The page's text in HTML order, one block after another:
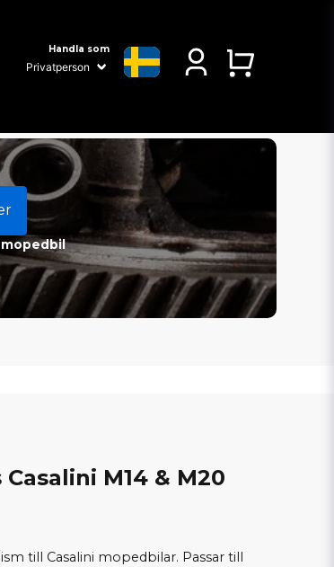
Handla som
M14 & M20
till Casalini mopedbilar. Passar till